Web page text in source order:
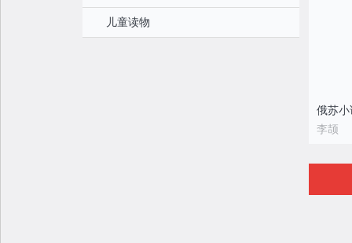
儿童读物
俄苏小
李颉